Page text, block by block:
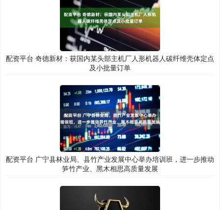
配资平台 奇德新材：获国内某头部主机厂人形机器人碳纤维壳体定点
及小批量订单
配资平台 广宁县林业局、县竹产业发展中心举办培训班，进一步推动
笋竹产业、黑木相思高质量发展